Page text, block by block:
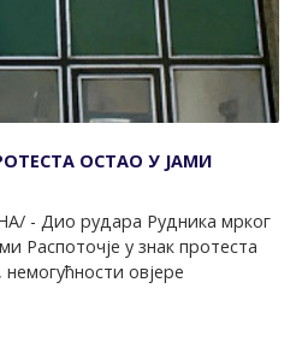
ОСТАО У ЈАМИ
- Дио рудара Рудника мрког
Распоточје у знак протеста
овјере